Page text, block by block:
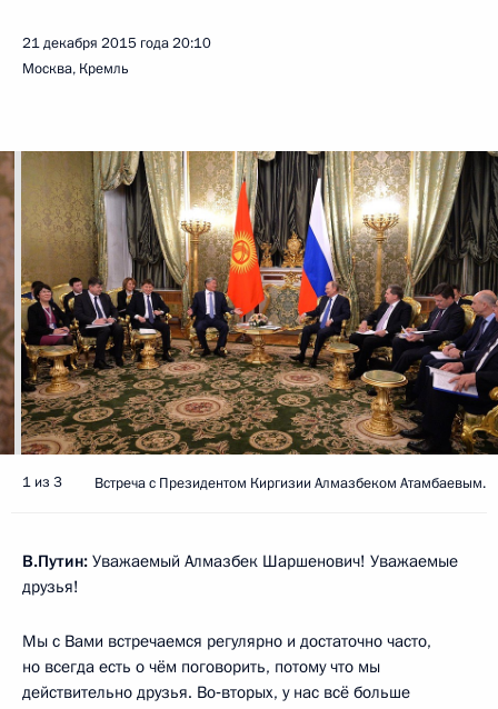
21 декабря 2015 года20:10
Москва, Кремль
1 из 3 Встреча с Президентом Киргизии Алмазбеком Атамбаевым.
В.Путин: Уважаемый Алмазбек Шаршенович! Уважаемые
друзья!
Мы с Вами встречаемся регулярно и достаточно часто,
но всегда есть о чём поговорить, потому что мы
действительно друзья. Во‑вторых, у нас всё больше